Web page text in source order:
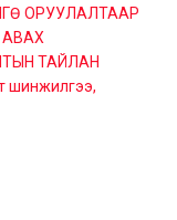
ОРУУЛАЛТААР
ТАЙЛАН
шинжилгээ,